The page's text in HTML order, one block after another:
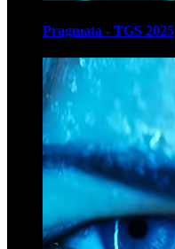
Pragmata - TGS 2025